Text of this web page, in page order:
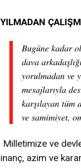
YILMADAN
Bugüne kadar
dava
yorulmadan ve
mesajlarıyla
karşılayan tüm
ve samimiyet,
Milletimize ve
inanç, azim ve